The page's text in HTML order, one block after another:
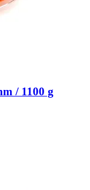
/ 1100 g